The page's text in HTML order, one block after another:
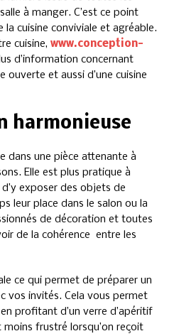
à manger. C’est ce point
cuisine conviviale et agréable.
cuisine, www.conception-
d’information concernant
ouverte et aussi d’une cuisine
harmonieuse
dans une pièce attenante à
Elle est plus pratique à
exposer des objets de
leur place dans le salon ou la
de décoration et toutes
de la cohérence entre les
ce qui permet de préparer un
vos invités. Cela vous permet
profitant d’un verre d’apéritif
frustré lorsqu’on reçoit